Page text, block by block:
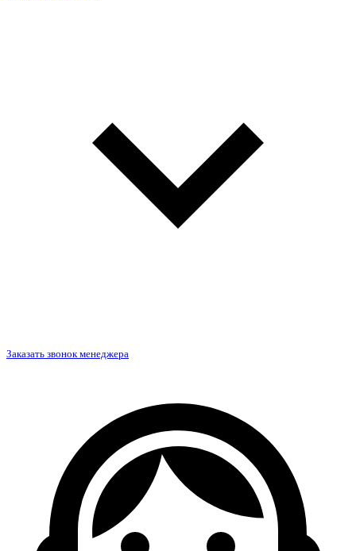
Заказать звонок менеджера